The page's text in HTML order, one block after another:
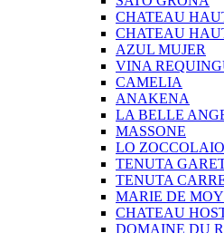
CHATEAU
CHATEAU
AZUL MUJER
VINA
CAMELIA
ANAKENA
LA BELLE
MASSONE
LO ZOCCOLAIO
TENUTA
TENUTA
MARIE DE MOY
CHATEAU
DOMAINE DU